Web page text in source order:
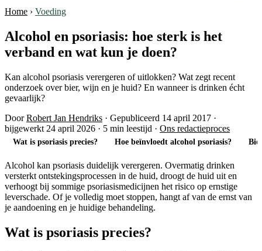
Home › Voeding
Alcohol en psoriasis: hoe sterk is het
verband en wat kun je doen?
Kan alcohol psoriasis verergeren of uitlokken? Wat zegt recent
onderzoek over bier, wijn en je huid? En wanneer is drinken écht
gevaarlijk?
DoorRobert Jan Hendriks · Gepubliceerd 14 april 2017 ·
bijgewerkt 24 april 2026 · 5 min leestijd · Ons redactieproces
Wat is psoriasis precies? Hoe beïnvloedt alcohol psoriasis?
Alcohol kan psoriasis duidelijk verergeren. Overmatig drinken
versterkt ontstekingsprocessen in de huid, droogt de huid uit en
verhoogt bij sommige psoriasismedicijnen het risico op ernstige
leverschade. Of je volledig moet stoppen, hangt af van de ernst van
je aandoening en je huidige behandeling.
Wat is psoriasis precies?